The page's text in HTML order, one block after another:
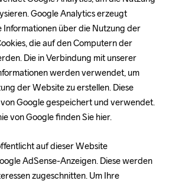
Google Analytics erzeugt
Informationen über die Nutzung der
die auf den Computern der
Die in Verbindung mit unserer
werden verwendet, um
der Website zu erstellen. Diese
Google gespeichert und verwendet.
von Google finden Sie hier.
auf dieser Website
AdSense-Anzeigen. Diese werden
zugeschnitten. Um Ihre